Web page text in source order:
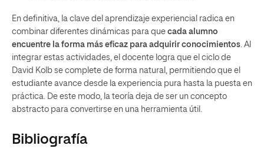
En definitiva, la clave del aprendizaje experiencial radica en
combinar diferentes dinámicas para que cada alumno
encuentre la forma más eficaz para adquirir conocimientos. Al
integrar estas actividades, el docente logra que el ciclo de
David Kolb se complete de forma natural, permitiendo que el
estudiante avance desde la experiencia pura hasta la puesta en
práctica. De este modo, la teoría deja de ser un concepto
abstracto para convertirse en una herramienta útil.
Bibliografía